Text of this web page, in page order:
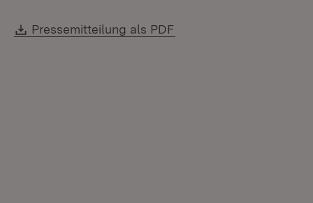
Download:
Pressemitteilung als PDF